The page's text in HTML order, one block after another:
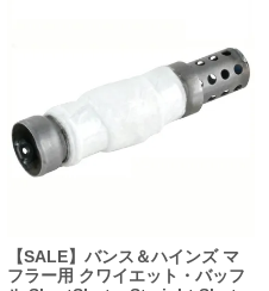
【SALE】バンス＆ハインズ マ
フラー用 クワイエット・バッフ